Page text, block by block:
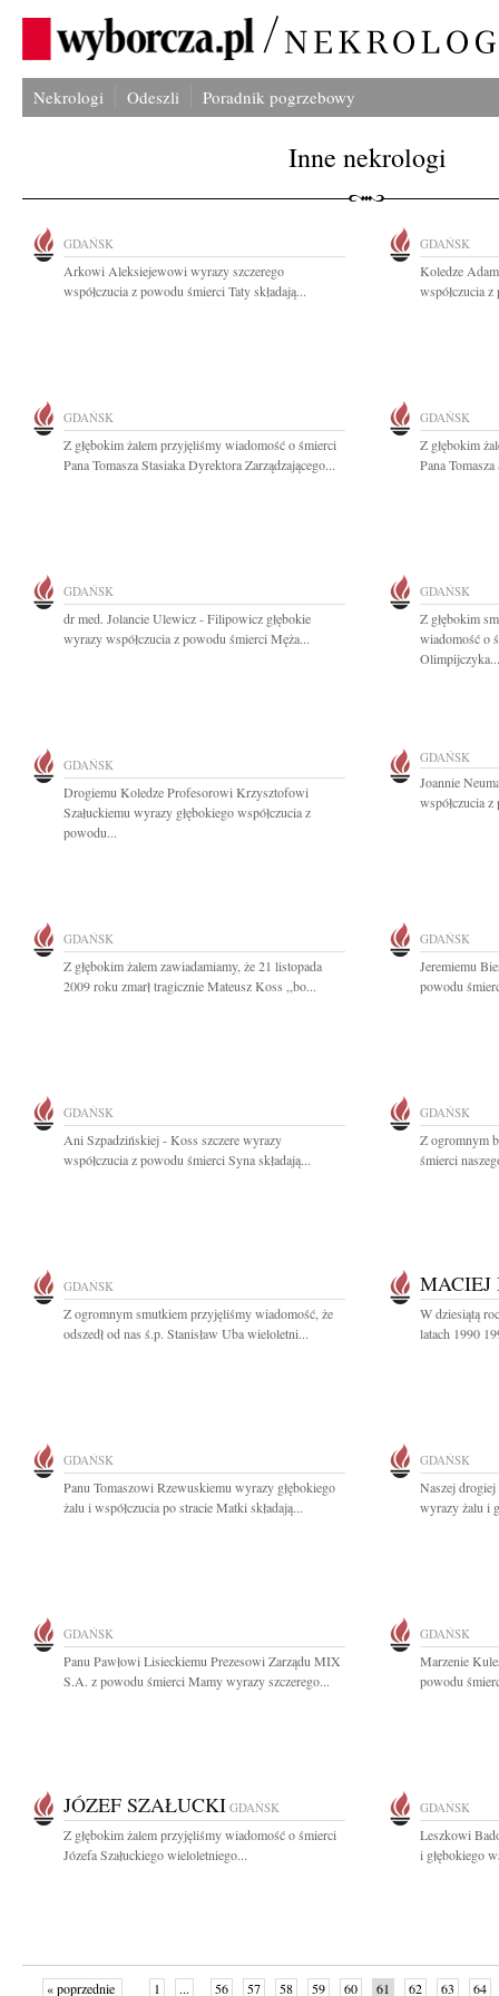
Nekrologi Odeszli Poradnik pogrzebowy
Inne nekrologi
GDAŃSK
Arkowi Aleksiejewowi wyrazy szczerego
współczucia z powodu śmierci Taty składają...
GDAŃSK
Koledze
współczucia
GDAŃSK
Z głębokim żalem przyjęliśmy wiadomość o śmierci
Pana Tomasza Stasiaka Dyrektora Zarządzającego...
GDAŃSK
Z głębokim
Pana
GDAŃSK
dr med. Jolancie Ulewicz - Filipowicz głębokie
wyrazy współczucia z powodu śmierci Męża...
GDAŃSK
Z głębokim
wiadomość o
Olimpijczyka...
GDAŃSK
Drogiemu Koledze Profesorowi Krzysztofowi
Szałuckiemu wyrazy głębokiego współczucia z
powodu...
GDAŃSK
Joannie
współczucia
GDAŃSK
Z głębokim żalem zawiadamiamy, że 21 listopada
2009 roku zmarł tragicznie Mateusz Koss ,,bo...
GDAŃSK
Jeremiemu
powodu
GDAŃSK
Ani Szpadzińskiej - Koss szczere wyrazy
współczucia z powodu śmierci Syna składają...
GDAŃSK
Z ogromnym
śmierci
GDAŃSK
Z ogromnym smutkiem przyjęliśmy wiadomość, że
odszedł od nas ś.p. Stanisław Uba wieloletni...
MACIEJ
W dziesiątą
latach 1990
GDAŃSK
Panu Tomaszowi Rzewuskiemu wyrazy głębokiego
żalu i współczucia po stracie Matki składają...
GDAŃSK
Naszej
wyrazy żalu i
GDAŃSK
Panu Pawłowi Lisieckiemu Prezesowi Zarządu MIX
S.A. z powodu śmierci Mamy wyrazy szczerego...
GDAŃSK
Marzenie
powodu
JÓZEF SZAŁUCKI GDAŃSK
Z głębokim żalem przyjęliśmy wiadomość o śmierci
Józefa Szałuckiego wieloletniego...
GDAŃSK
Leszkowi
i głębokiego
« poprzednie 1 ... 56 57 58 59 60 61 62 63 64